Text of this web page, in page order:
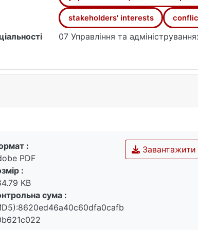
stakeholders' interests
07 Управління та
Завантажити
:
PDF
:
KB
сума :